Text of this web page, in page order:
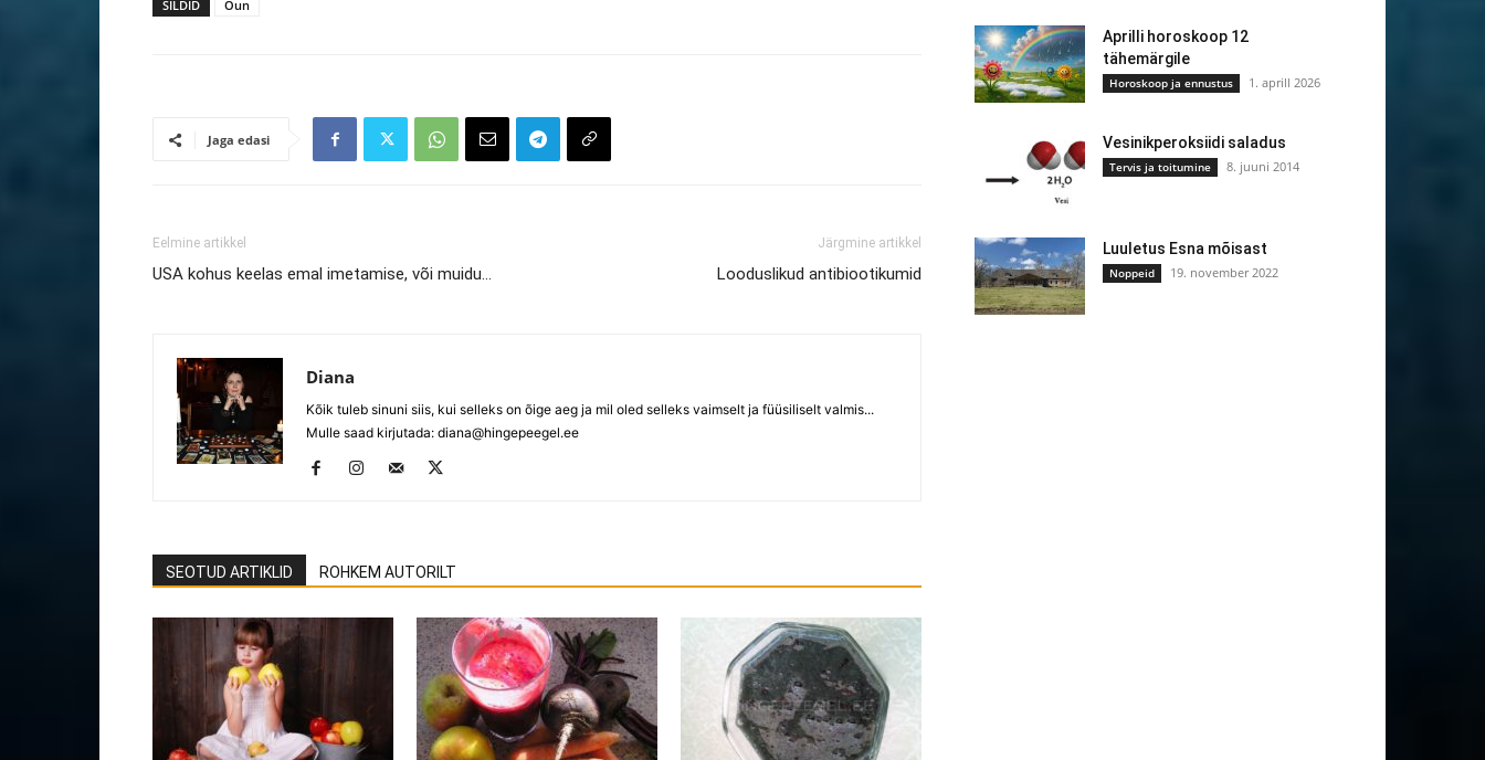
SILDID Õun
Jaga edasi
Eelmine artikkel
USA kohus keelas emal imetamise, või muidu…
Järgmine artikkel
Looduslikud antibiootikumid
Diana
Kõik tuleb sinuni siis, kui selleks on õige aeg ja mil oled selleks vaimselt ja füüsiliselt valmis...
Mulle saad kirjutada: diana@hingepeegel.ee
SEOTUD ARTIKLID ROHKEM AUTORILT
Aprilli horoskoop 12
tähemärgile
Horoskoop ja ennustus 1. aprill 2026
Vesinikperoksiidi saladus
Tervis ja toitumine 8. juuni 2014
Luuletus Esna mõisast
Noppeid 19. november 2022